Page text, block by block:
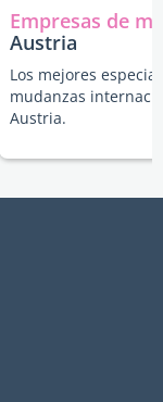
Empresas de
Austria
Los mejores
mudanzas
Austria.